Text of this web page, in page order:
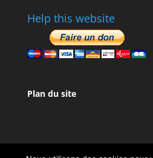
Help this website
Plan du site